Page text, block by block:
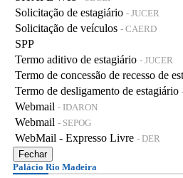
Solicitação de estagiário - JUCER
Solicitação de veículos - CAERD
SPP
Termo aditivo de estagiário - JUCER
Termo de concessão de recesso de
Termo de desligamento de estagiário
Webmail - IDARON
Webmail - SEPOG
WebMail - Expresso Livre - DER
Fechar
Palácio Rio Madeira